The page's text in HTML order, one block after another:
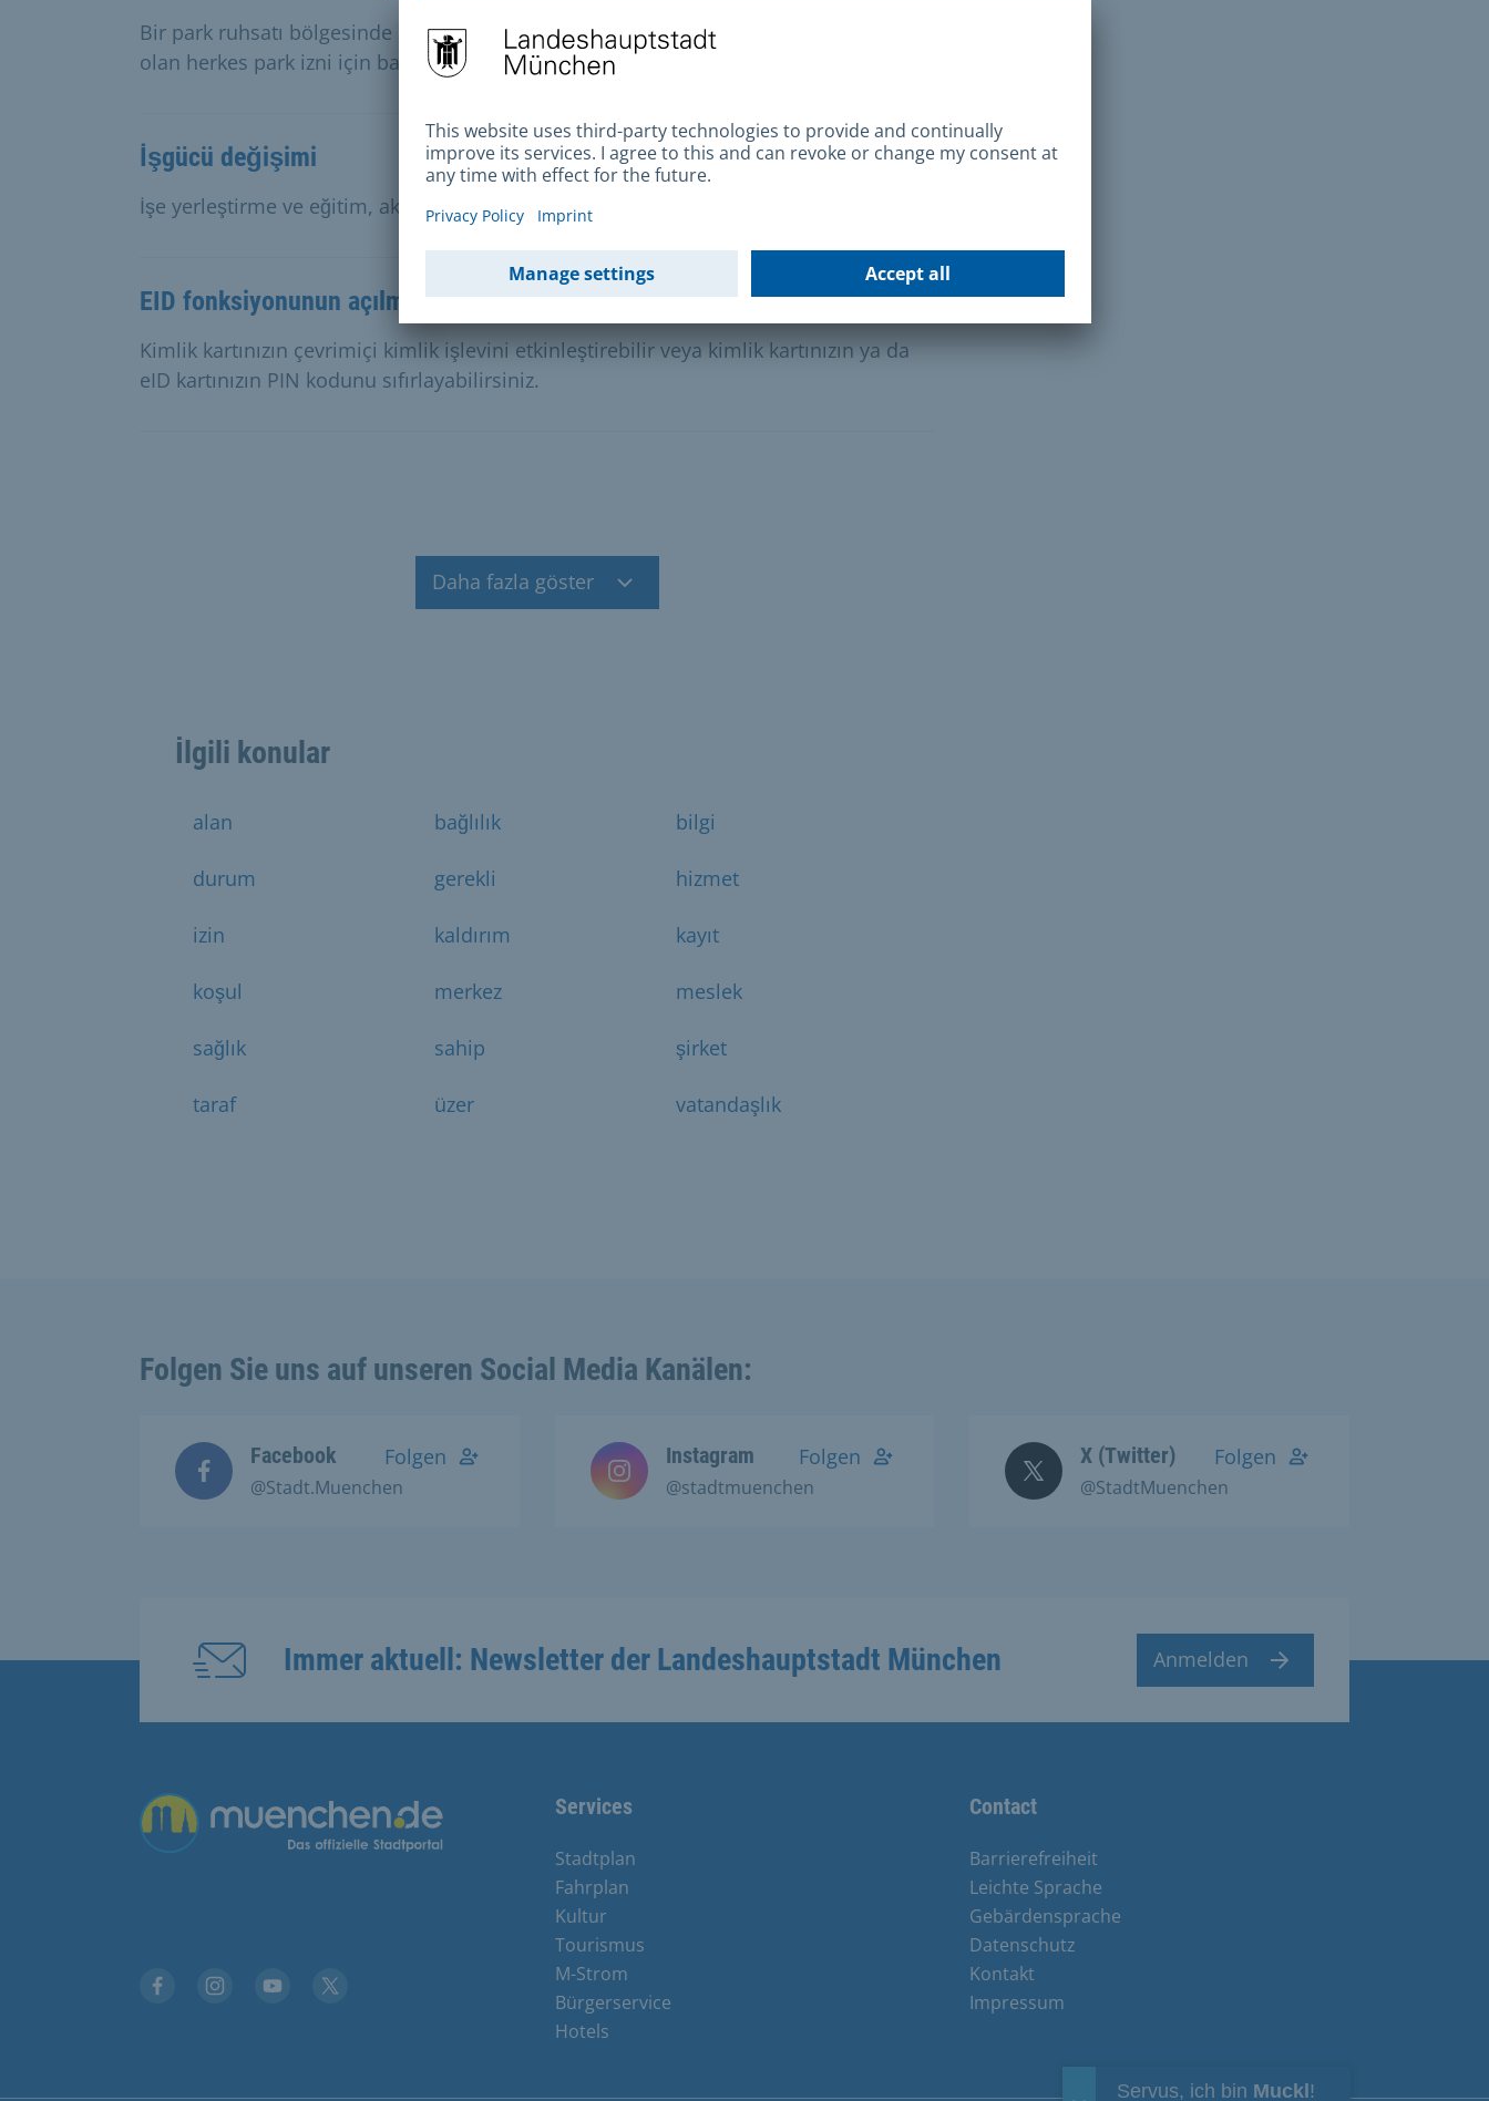
Bir park ruhsatı bölgesinde serbest meslek sahibi olarak veya bir işletmeyle yerleşik
olan herkes park izni için başvurabilir.
İşgücü değişimi
İşe yerleştirme ve eğitim, aktif işgücü teşviki için destekleyici teklifler.
EID fonksiyonunun açılması veya PIN kodunun değiştirilmesi
Kimlik kartınızın çevrimiçi kimlik işlevini etkinleştirebilir veya kimlik kartınızın ya da
eID kartınızın PIN kodunu sıfırlayabilirsiniz.
Daha fazla göster
İlgili konular
alan bağlılık bilgi
durum gerekli hizmet
izin kaldırım kayıt
koşul merkez meslek
sağlık sahip şirket
taraf üzer vatandaşlık
Folgen Sie uns auf unseren Social Media Kanälen:
Facebook
@Stadt.Muenchen
Folgen Instagram
@stadtmuenchen
Folgen X (Twitter)
@StadtMuenchen
Folgen
Immer aktuell: Newsletter der Landeshauptstadt München Anmelden
Übergreifende Links Services
Stadtplan
Fahrplan
Kultur
Tourismus
M-Strom
Bürgerservice
Hotels
Contact
Barrierefreiheit
Leichte Sprache
Gebärdensprache
Datenschutz
Kontakt
Impressum
Servus, ich bin Muckl!